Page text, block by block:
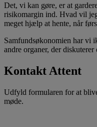
Det, vi kan gøre, er at
risikomargin ind. Hvad vil
meget hjælp at hente, når
Samfundsøkonomien har vi
andre organer, der diskuterer
Kontakt Attent
Udfyld formularen for at
møde.